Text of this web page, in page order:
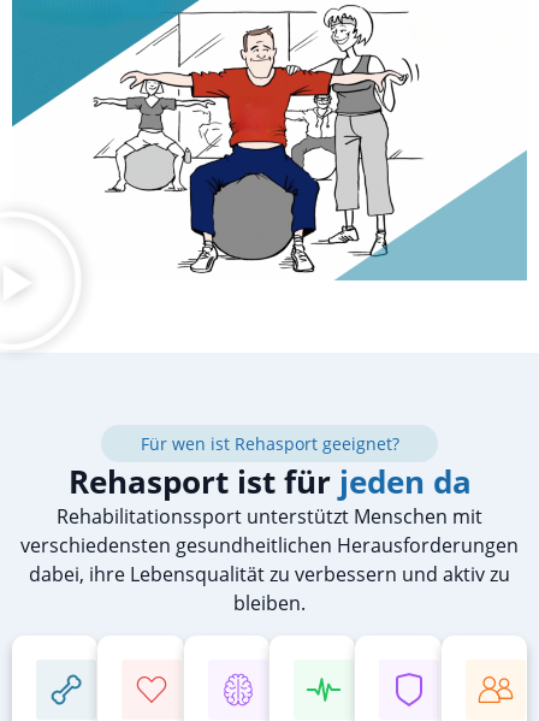
Für wen ist Rehasport geeignet?
Rehasport ist fürjeden da
Rehabilitationssport unterstützt Menschen mit
verschiedensten gesundheitlichen Herausforderungen
dabei, ihre Lebensqualität zu verbessern und aktiv zu
bleiben.